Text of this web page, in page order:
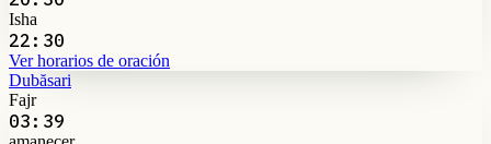
Isha
22:30
Ver horarios de oración
Dubăsari
Fajr
03:39